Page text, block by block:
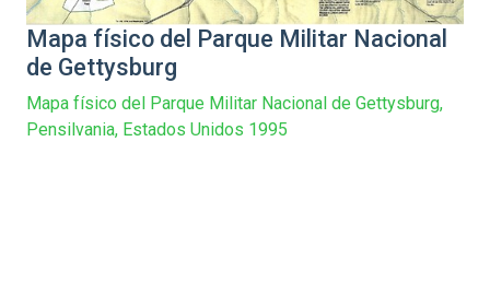
Mapa físico del Parque Militar Nacional
de Gettysburg
Mapa físico del Parque Militar Nacional de Gettysburg,
Pensilvania, Estados Unidos 1995